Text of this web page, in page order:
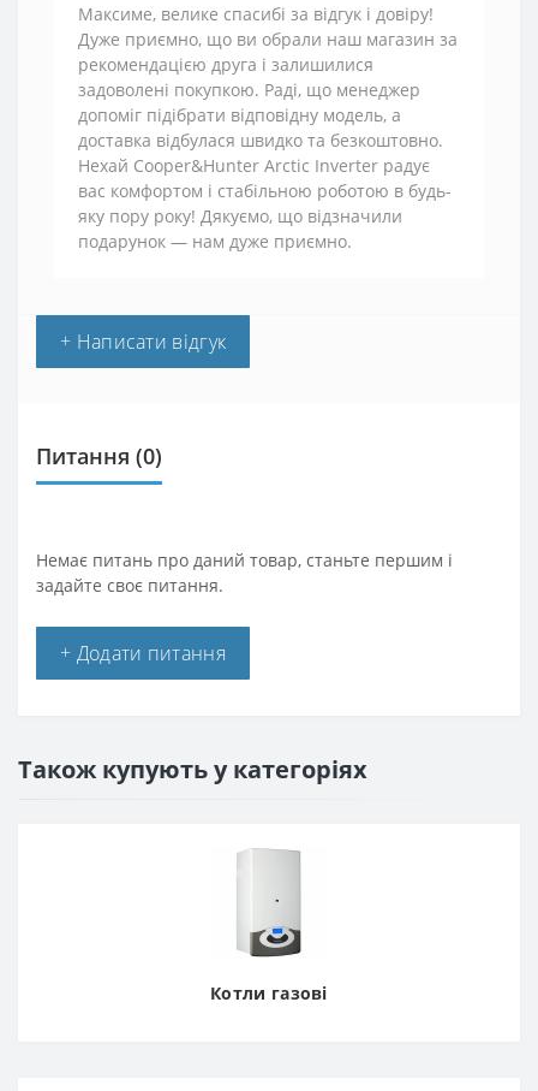
Максиме, велике спасибі за відгук і довіру!
Дуже приємно, що ви обрали наш магазин за
рекомендацією друга і залишилися
задоволені покупкою. Раді, що менеджер
допоміг підібрати відповідну модель, а
доставка відбулася швидко та безкоштовно.
Нехай Cooper&Hunter Arctic Inverter радує
вас комфортом і стабільною роботою в будь-
яку пору року! Дякуємо, що відзначили
подарунок — нам дуже приємно.
+ Написати відгук
Питання (0)
Немає питань про даний товар, станьте першим і
задайте своє питання.
+ Додати питання
Також купують у категоріях
Котли газові